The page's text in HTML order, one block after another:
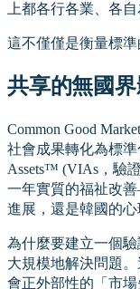
上都各行各業、各自
這不僅僅是衡量標準
共享的無國
Common Good
社會成果轉化為標準
Assets™ (VIAs，驗
一年實質的福祉改
進展，還是韓國的心
為什麼要建立一個
大規模地解決問題
會正外部性的「市